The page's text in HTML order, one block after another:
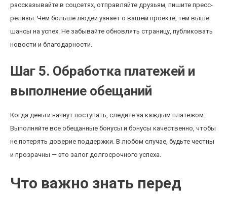
рассказывайте в соцсетях, отправляйте друзьям, пишите пресс-
релизы. Чем больше людей узнает о вашем проекте, тем выше
шансы на успех. Не забывайте обновлять страницу, публиковать
новости и благодарности.
Шаг 5. Обработка платежей и
выполнение обещаний
Когда деньги начнут поступать, следите за каждым платежом.
Выполняйте все обещанные бонусы и бонусы качественно, чтобы
не потерять доверие поддержки. В любом случае, будьте честны
и прозрачны — это залог долгосрочного успеха.
Что важно знать перед